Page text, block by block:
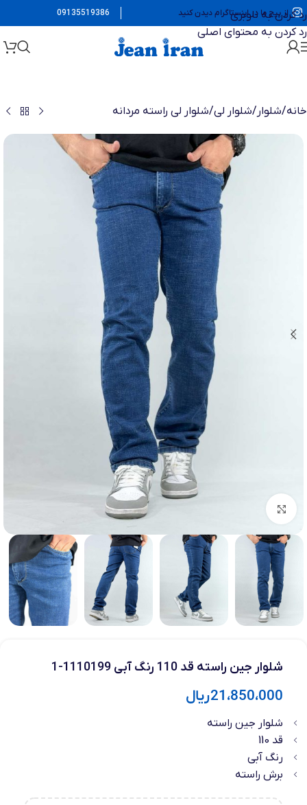
رد کردن به ناوبری
رد کردن به محتوای اصلی
از پیج ما در اینستاگرام دیدن کنید 09135519386
خانه/شلوار /شلوار لی/شلوار لی راسته مردانه
بزرگنمایی تصویر
شلوار جین راسته قد 110 رنگ آبی 1110199-1
21،850،000ریال
شلوار جین راسته
قد 110
رنگ آبی
برش راسته